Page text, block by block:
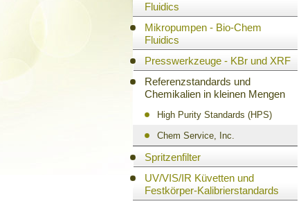
Fluidics
Mikropumpen - Bio-Chem
Fluidics
Presswerkzeuge - KBr und XRF
Referenzstandards und
Chemikalien in kleinen Mengen
High Purity Standards (HPS)
Chem Service, Inc.
Spritzenfilter
UV/VIS/IR Küvetten und
Festkörper-Kalibrierstandards